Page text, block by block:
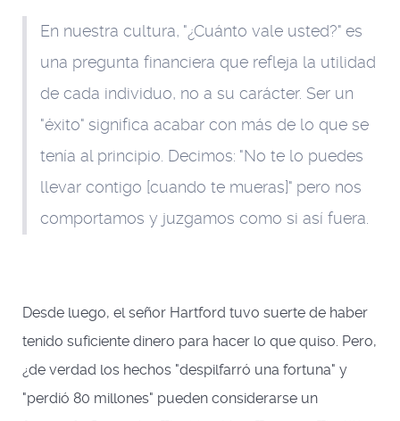
En nuestra cultura, "¿Cuánto vale usted?" es
una pregunta financiera que refleja la utilidad
de cada individuo, no a su carácter. Ser un
"éxito" significa acabar con más de lo que se
tenía al principio. Decimos: "No te lo puedes
llevar contigo [cuando te mueras]" pero nos
comportamos y juzgamos como si así fuera.
Desde luego, el señor Hartford tuvo suerte de haber
tenido suficiente dinero para hacer lo que quiso. Pero,
¿de verdad los hechos "despilfarró una fortuna" y
"perdió 80 millones" pueden considerarse un